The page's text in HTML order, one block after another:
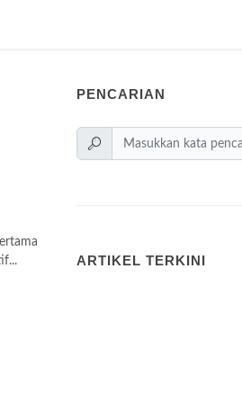
PENCARIAN
ARTIKEL TERKINI